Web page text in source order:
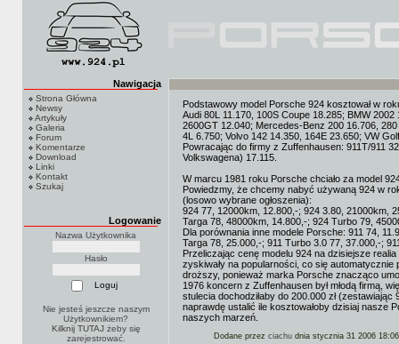
Nawigacja
Strona Główna
Newsy
Artykuły
Galeria
Forum
Komentarze
Download
Linki
Kontakt
Szukaj
Logowanie
Nazwa Użytkownika
Hasło
Nie jesteś jeszcze naszym
Użytkownikiem?
Kilknij TUTAJżeby się
zarejestrować.
Podstawowy model Porsche 924 kosztował w
Audi 80L 11.170, 100S Coupe 18.285; BMW
2600GT 12.040; Mercedes-Benz 200 16.706,
4L 6.750; Volvo 142 14.350, 164E 23.650; VW
Powracając do firmy z Zuffenhausen: 911T/911
Volkswagena) 17.115.
W marcu 1981 roku Porsche chciało za model
Powiedzmy, że chcemy nabyć używaną 924 w
(losowo wybrane ogłoszenia):
924 77, 12000km, 12.800,-; 924 3.80, 21000km,
Targa 78, 48000km, 14.800,-; 924 Turbo 79,
Dla porównania inne modele Porsche: 911 74,
Targa 78, 25.000,-; 911 Turbo 3.0 77, 37.000,-;
Przeliczając cenę modelu 924 na dzisiejsze
zyskiwały na popularności, co się automatycznie
droższy, ponieważ marka Porsche znacząco
1976 koncern z Zuffenhausen był młodą firmą,
stulecia dochodziłaby do 200.000 zł
naprawdę ustalić ile kosztowałoby dzisiaj nasze
naszych marzeń.
Dodane przez ciachu dnia stycznia 31 2006